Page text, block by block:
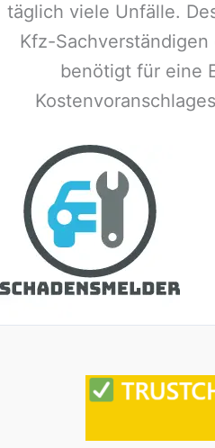
täglich viele Unfälle.
Kfz-
benötigt für eine